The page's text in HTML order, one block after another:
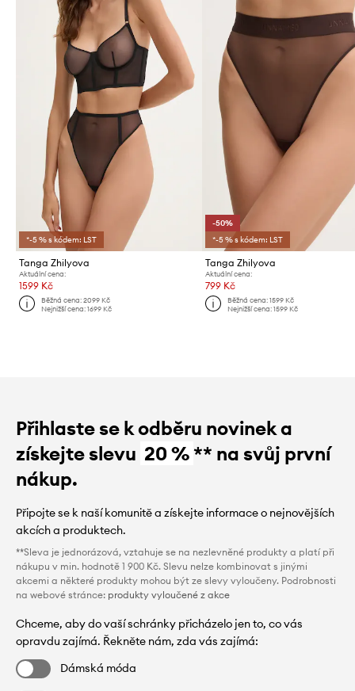
*-5 % s kódem: LST
Tanga Zhilyova
Aktuální cena:
1599 Kč
Běžná cena:2099 Kč
Nejnižší cena:1699 Kč
-50%
*-5 % s kódem: LST
Tanga Zhilyova
Aktuální cena:
799 Kč
Běžná cena: 1599 Kč
Nejnižší cena: 1599 Kč
Přihlaste se k odběru novinek a
získejte slevu 20 %** na svůj první
nákup.
Připojte se k naší komunitě a získejte informace o nejnovějších
akcích a produktech.
**Sleva je jednorázová, vztahuje se na nezlevněné produkty a platí při
nákupu v min. hodnotě 1 900 Kč. Slevu nelze kombinovat s jinými
akcemi a některé produkty mohou být ze slevy vyloučeny. Podrobnosti
na webové stránce: produkty vyloučené z akce
Chceme, aby do vaší schránky přicházelo jen to, co vás
opravdu zajímá. Řekněte nám, zda vás zajímá:
Dámská móda